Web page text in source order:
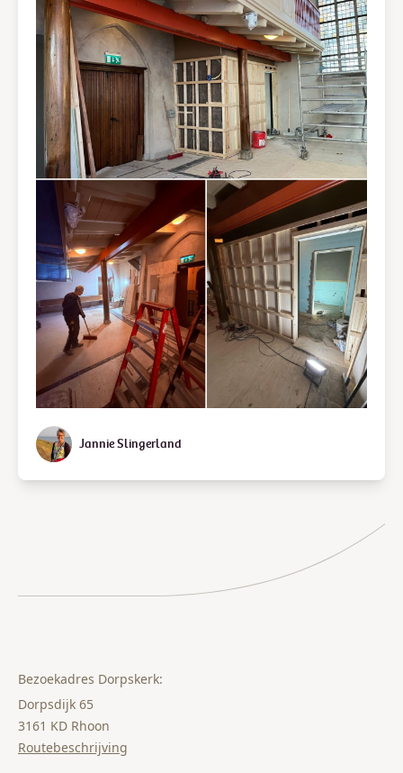
Jannie Slingerland
Bezoekadres Dorpskerk:
Dorpsdijk 65
3161 KD Rhoon
Routebeschrijving